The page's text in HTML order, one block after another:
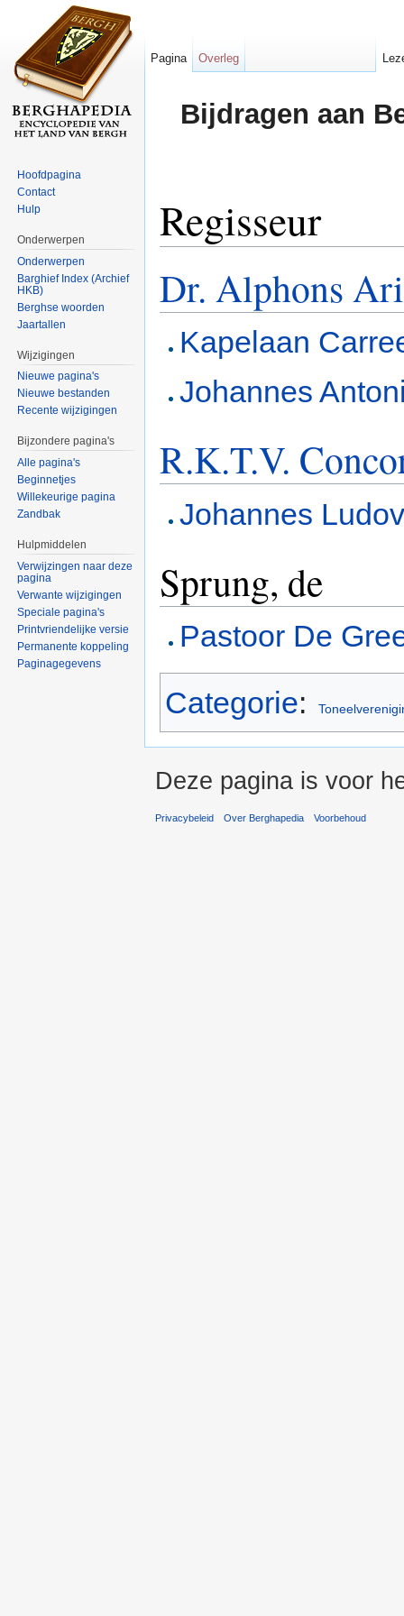
Bijdragen aan
Regisseur
Dr. Alphons
Kapelaan
Johannes
R.K.T.V.
Johannes
Sprung, de
Pastoor De
Categorie:
Pagina Overleg
Hoofdpagina
Contact
Hulp
Onderwerpen
Onderwerpen
Barghief Index (Archief
HKB)
Berghse woorden
Jaartallen
Wijzigingen
Nieuwe pagina's
Nieuwe bestanden
Recente wijzigingen
Bijzondere pagina's
Alle pagina's
Beginnetjes
Willekeurige pagina
Zandbak
Hulpmiddelen
Verwijzingen naar deze
pagina
Verwante wijzigingen
Speciale pagina's
Printvriendelijke versie
Permanente koppeling
Paginagegevens
Deze pagina is voor
Privacybeleid Over Berghapedia Voorbehoud